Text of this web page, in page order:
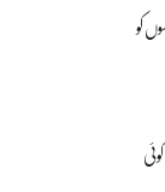
کو